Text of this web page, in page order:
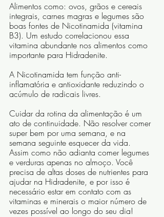
Alimentos como: ovos, grãos e cereais
integrais, carnes magras e legumes são
boas fontes de Nicotinamida (vitamina
B3). Um estudo correlacionou essa
vitamina abundante nos alimentos como
importante para Hidradenite.
A Nicotinamida tem função anti-
inflamatória e antioxidante reduzindo o
acúmulo de radicais livres.
Cuidar da rotina da alimentação é um
ato de continuidade. Não resolver comer
super bem por uma semana, e na
semana seguinte esquecer da vida.
Assim como não adianta comer legumes
e verduras apenas no almoço. Você
precisa de altas doses de nutrientes para
ajudar na Hidradenite, e por isso é
necessário estar em contato com as
vitaminas e minerais o maior número de
vezes possível ao longo do seu dia!